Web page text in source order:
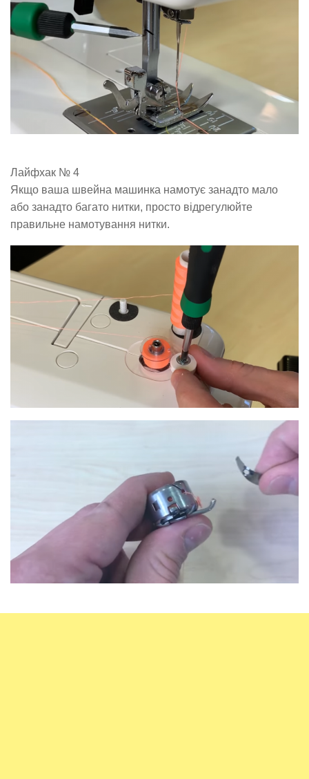
Лайфхак № 4
Якщо ваша швейна машинка намотує занадто мало
або занадто багато нитки, просто відрегулюйте
правильне намотування нитки.